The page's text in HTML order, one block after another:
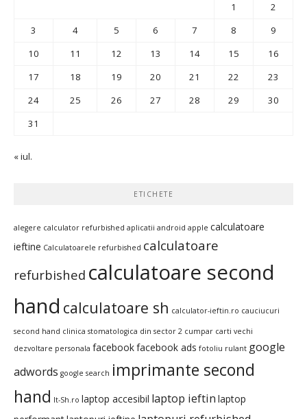
1
2
3
4 5 6 7 8
9
10
11 12 13 14 15
16
17
18 19 20 21 22
23
24
25 26 27 28 29
30
31
« iul.
ETICHETE
alegere calculator refurbished aplicatii android apple calculatoare
ieftine Calculatoarele refurbished calculatoare
refurbished calculatoare second
hand calculatoare sh calculator-ieftin.ro cauciucuri
second hand clinica stomatologica din sector 2 cumpar carti vechi
dezvoltare personala facebookfacebook ads fotoliu rulant google
adwords google search imprimante second
hand It-Sh.ro laptop accesibil laptop ieftin laptop